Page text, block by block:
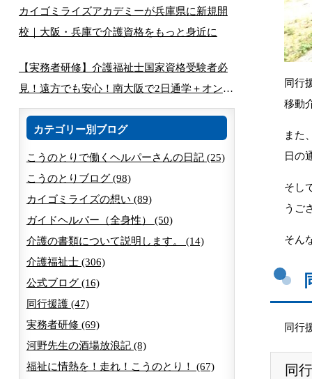
同行
移動
また
日の
そし
うご
そん
同行
同
カイゴミライズアカデミーが兵庫県に新規開
校｜大阪・兵庫で介護資格をもっと身近に
【実務者研修】介護福祉士国家資格受験者必
見！遠方でも安心！南大阪で2日通学＋オンラ
インで完結する講座とは
カテゴリー別ブログ
こうのとりで働くヘルパーさんの日記 (25)
こうのとりブログ (98)
カイゴミライズの想い (89)
ガイドヘルパー（全身性） (50)
介護の書類について説明します。 (14)
介護福祉士 (306)
公式ブログ (16)
同行援護 (47)
実務者研修 (69)
河野先生の酒場放浪記 (8)
福祉に情熱を！走れ！こうのとり！ (67)